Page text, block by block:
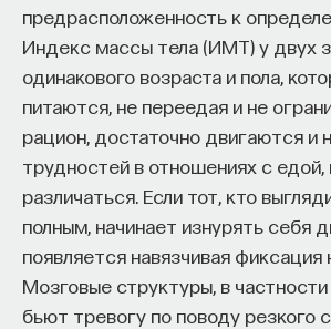
предрасположенность к
Индекс массы тела (ИМТ) у двух
одинакового возраста и пола,
питаются, не переедая и не
рацион, достаточно двигаются и
трудностей в отношениях с
различаться. Если тот, кто
полным, начинает изнурять себя
появляется навязчивая фиксация
Мозговые структуры, в частности
бьют тревогу по поводу резкого